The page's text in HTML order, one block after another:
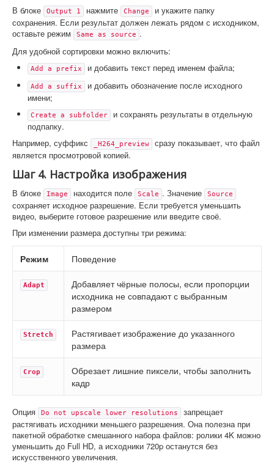
В блоке Output 1 нажмите Change
и укажите папку
сохранения. Если результат должен лежать рядом с исходником,
оставьте режим
Same as source .
Для удобной сортировки можно включить:
Add a prefix и добавить текст перед именем файла;
Add a suffix
и добавить обозначение после исходного
имени;
Create a subfolder
и сохранять результаты в отдельную
подпапку.
Например, суффикс
_H264_preview
сразу показывает, что файл
является просмотровой копией.
Шаг 4. Настройка изображения
В блоке Image находится поле Scale . Значение Source
сохраняет исходное разрешение. Если требуется уменьшить
видео, выберите готовое разрешение или введите своё.
При изменении размера доступны три режима:
Режим Поведение
Adapt
Добавляет чёрные полосы, если пропорции
исходника не совпадают с выбранным
размером
Stretch
Растягивает изображение до указанного
размера
Crop
Обрезает лишние пиксели, чтобы заполнить
кадр
Опция Do not upscale lower resolutions
запрещает
растягивать исходники меньшего разрешения. Она полезна при
пакетной обработке смешанного набора файлов: ролики 4K можно
уменьшить до Full HD, а исходники 720p останутся без
искусственного увеличения.